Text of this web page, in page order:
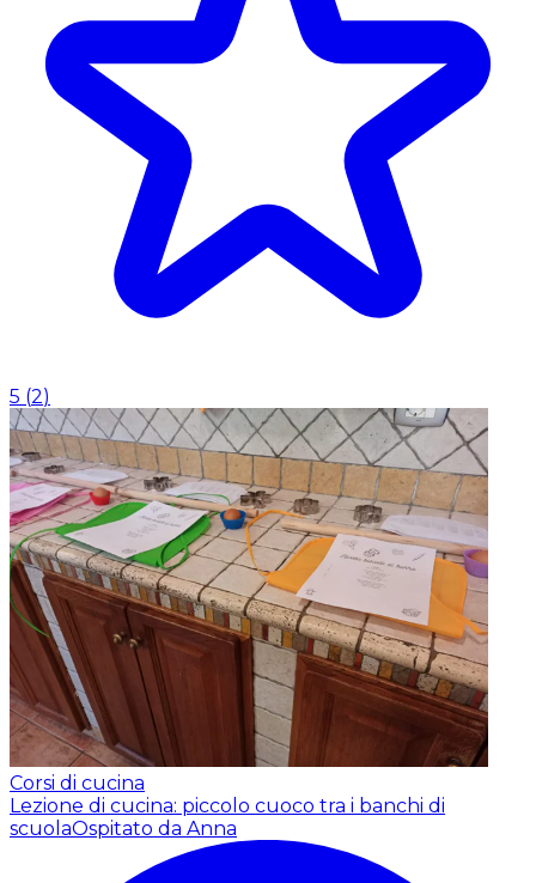
5 (2)
Corsi di cucina
Lezione di cucina: piccolo cuoco tra i banchi di
scuolaOspitato da Anna